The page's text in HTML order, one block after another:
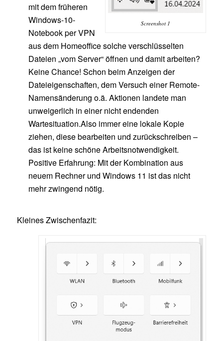
Screenshot 1
mit dem früheren
Windows-10-
Notebook per VPN
aus dem Homeoffice solche verschlüsselten
Dateien „vom Server“ öffnen und damit arbeiten?
Keine Chance! Schon beim Anzeigen der
Dateieigenschaften, dem Versuch einer Remote-
Namensänderung o.ä. Aktionen landete man
unweigerlich in einer nicht endenden
Wartesituation.Also immer eine lokale Kopie
ziehen, diese bearbeiten und zurückschreiben –
das ist keine schöne Arbeitsnotwendigkeit.
Positive Erfahrung: Mit der Kombination aus
neuem Rechner und Windows 11 ist das nicht
mehr zwingend nötig.
Kleines Zwischenfazit: